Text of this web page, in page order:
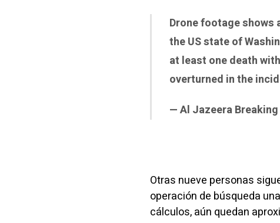
Drone footage shows
the US state of
at least one death
overturned in the
— Al Jazeera
Otras nueve personas
operación de búsqueda
cálculos, aún quedan